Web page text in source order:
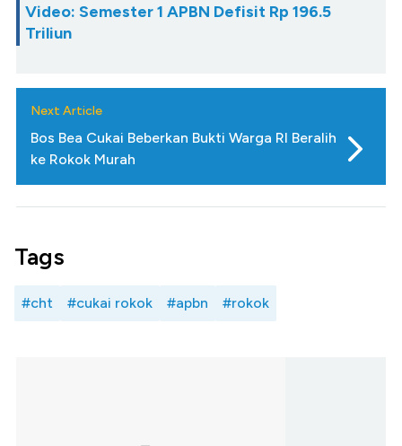
Video: Semester 1 APBN Defisit Rp 196.5
Triliun
Next Article
Bos Bea Cukai Beberkan Bukti Warga RI Beralih
ke Rokok Murah
Tags
#cht #cukai rokok #apbn #rokok